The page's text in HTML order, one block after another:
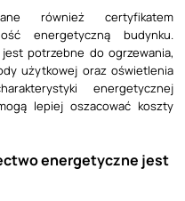
również certyfikatem
energetyczną budynku.
potrzebne do ogrzewania,
użytkowej oraz oświetlenia
energetycznej
lepiej oszacować koszty
energetyczne jest